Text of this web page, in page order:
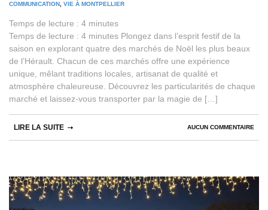
COMMUNICATION VIE À MONTPELLIER
Temps de lecture : 4 minutes
Temps de lecture : 4 minutes Plongez dans l’esprit festif de la
saison en explorant quatre des marchés de Noël les plus beaux
de l’Hérault. Chacun de ces marchés offre une expérience
unique, mêlant traditions locales, artisanat de qualité et
atmosphère chaleureuse. Découvrez les particularités de chaque
marché et laissez-vous transporter par la magie de […]
AUCUN COMMENTAIRE
LIRE LA SUITE